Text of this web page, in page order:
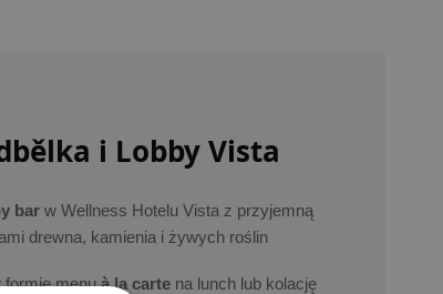
i Lobby Vista
bar w Wellness Hotelu Vista z przyjemną
drewna, kamienia i żywych roślin
formie menuà la carte na lunch lub kolację